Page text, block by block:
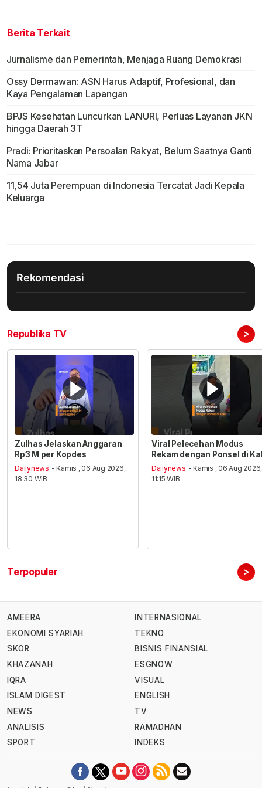
Berita Terkait
Jurnalisme dan Pemerintah, Menjaga Ruang Demokrasi
Ossy Dermawan: ASN Harus Adaptif, Profesional, dan
Kaya Pengalaman Lapangan
BPJS Kesehatan Luncurkan LANURI, Perluas Layanan JKN
hingga Daerah 3T
Pradi: Prioritaskan Persoalan Rakyat, Belum Saatnya Ganti
Nama Jabar
11,54 Juta Perempuan di Indonesia Tercatat Jadi Kepala
Keluarga
Rekomendasi
Republika TV >
Zulhas Jelaskan Anggaran
Rp3 M per Kopdes
Dailynews - Kamis , 06 Aug 2026,
18:30 WIB
Viral Pelecehan Modus
Rekam dengan Ponsel di
Dailynews - Kamis , 06 Aug 2026,
11:15 WIB
Terpopuler >
AMEERA
EKONOMI SYARIAH
SKOR
KHAZANAH
IQRA
ISLAM DIGEST
NEWS
ANALISIS
SPORT
INTERNASIONAL
TEKNO
BISNIS FINANSIAL
ESGNOW
VISUAL
ENGLISH
TV
RAMADHAN
INDEKS